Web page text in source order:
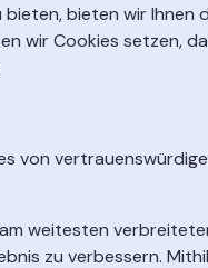
bieten wir
wir Cookies setzen,
von
weitesten
zu verbessern.